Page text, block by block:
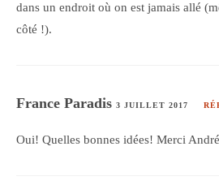
dans un endroit où on est jamais allé
côté !).
France Paradis 3 JUILLET 2017
Oui! Quelles bonnes idées! Merci